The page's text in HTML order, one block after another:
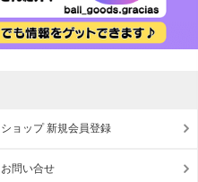
ショップ 新規会員登録
お問い合せ